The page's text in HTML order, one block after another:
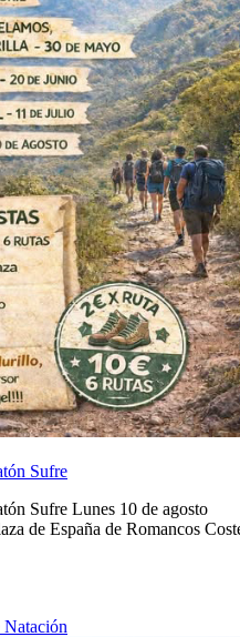
Sufre
Sufre Lunes 10 de agosto
de España de Romancos